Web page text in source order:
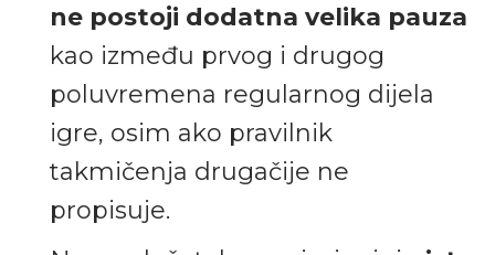
ne postoji dodatna velika pauza
kao između prvog i drugog
poluvremena regularnog dijela
igre, osim ako pravilnik
takmičenja drugačije ne
propisuje.